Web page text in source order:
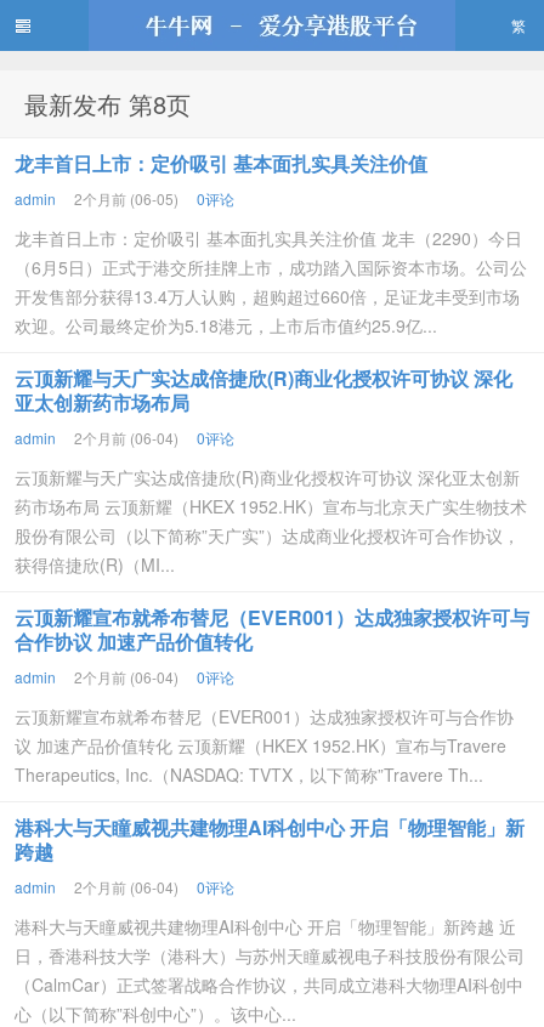
牛牛网
繁
最新发布 第8页
龙丰首日上市：定价吸引 基本面扎实具关注价值
admin 2个月前 (06-05) 0评论
龙丰首日上市：定价吸引 基本面扎实具关注价值 龙丰（2290）今日
（6月5日）正式于港交所挂牌上市，成功踏入国际资本市场。公司公
开发售部分获得13.4万人认购，超购超过660倍，足证龙丰受到市场
欢迎。公司最终定价为5.18港元，上市后市值约25.9亿...
云顶新耀与天广实达成倍捷欣(R)商业化授权许可协议 深化
亚太创新药市场布局
admin 2个月前 (06-04) 0评论
云顶新耀与天广实达成倍捷欣(R)商业化授权许可协议 深化亚太创新
药市场布局 云顶新耀（HKEX 1952.HK）宣布与北京天广实生物技术
股份有限公司（以下简称”天广实”）达成商业化授权许可合作协议，
获得倍捷欣(R)（MI...
云顶新耀宣布就希布替尼（EVER001）达成独家授权许可与
合作协议 加速产品价值转化
admin 2个月前 (06-04) 0评论
云顶新耀宣布就希布替尼（EVER001）达成独家授权许可与合作协
议 加速产品价值转化 云顶新耀（HKEX 1952.HK）宣布与Travere
Therapeutics, Inc.（NASDAQ: TVTX，以下简称”Travere Th...
港科大与天瞳威视共建物理AI科创中心 开启「物理智能」新
跨越
admin 2个月前 (06-04) 0评论
港科大与天瞳威视共建物理AI科创中心 开启「物理智能」新跨越 近
日，香港科技大学（港科大）与苏州天瞳威视电子科技股份有限公司
（CalmCar）正式签署战略合作协议，共同成立港科大物理AI科创中
心（以下简称”科创中心”）。该中心...